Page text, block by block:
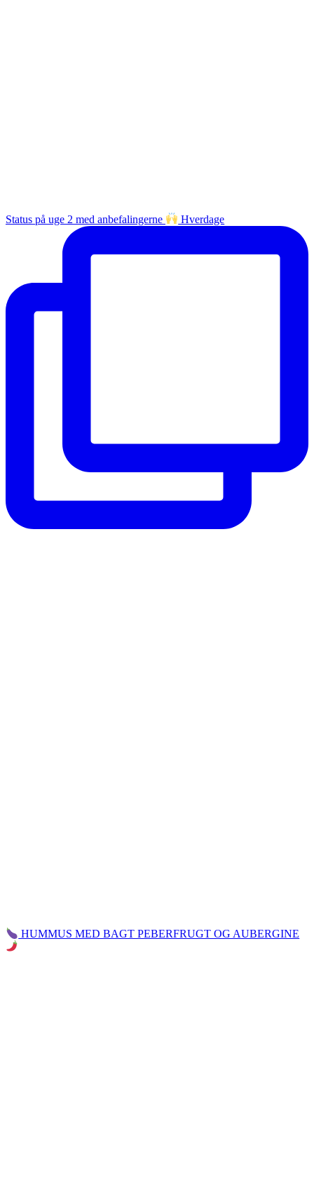
Status på uge 2 med anbefalingerne Hverdage
HUMMUS MED BAGT PEBERFRUGT OG AUBERGINE